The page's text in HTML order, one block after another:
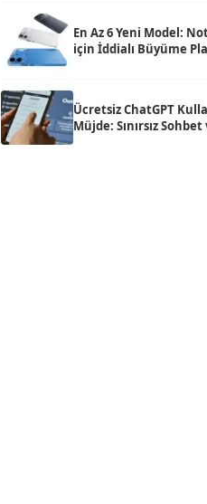
En Az 6 Yeni Model:
için İddialı Büyüme
Ücretsiz ChatGPT
Müjde: Sınırsız Sohbet